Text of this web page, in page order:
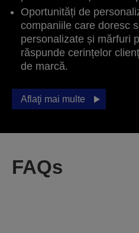
Oportunități de
companiile care doresc
personalizate și mărfuri
răspunde cerințelor
de marcă.
Aflaţi mai multe
FAQs